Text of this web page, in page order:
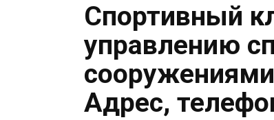
Спортивный
управлению
Адрес,